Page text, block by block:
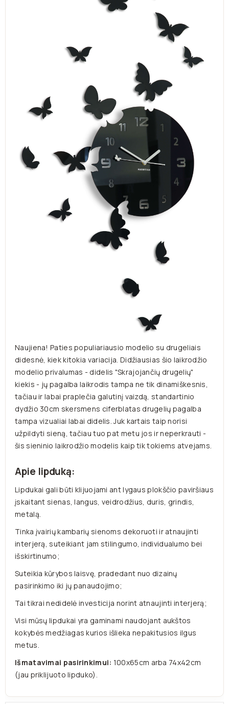
Naujiena! Paties populiariausio modelio su drugeliais
didesnė, kiek kitokia variacija. Didžiausias šio laikrodžio
modelio privalumas - didelis "Skrajojančių drugelių"
kiekis - jų pagalba laikrodis tampa ne tik dinamiškesnis,
tačiau ir labai praplečia galutinį vaizdą, standartinio
dydžio 30cm skersmens ciferblatas drugelių pagalba
tampa vizualiai labai didelis. Juk kartais taip norisi
užpildyti sieną, tačiau tuo pat metu jos ir neperkrauti -
šis sieninio laikrodžio modelis kaip tik tokiems atvejams.
Apie lipduką:
Lipdukai gali būti klijuojami ant lygaus plokščio paviršiaus
įskaitant sienas, langus, veidrodžius, duris, grindis,
metalą.
Tinka įvairių kambarių sienoms dekoruoti ir atnaujinti
interjerą, suteikiant jam stilingumo, individualumo bei
išskirtinumo;
Suteikia kūrybos laisvę, pradedant nuo dizainų
pasirinkimo iki jų panaudojimo;
Tai tikrai nedidelė investicija norint atnaujinti interjerą;
Visi mūsų lipdukai yra gaminami naudojant aukštos
kokybės medžiagas kurios išlieka nepakitusios ilgus
metus.
Išmatavimai pasirinkimui: 100x65cm arba 74x42cm
(jau priklijuoto lipduko).